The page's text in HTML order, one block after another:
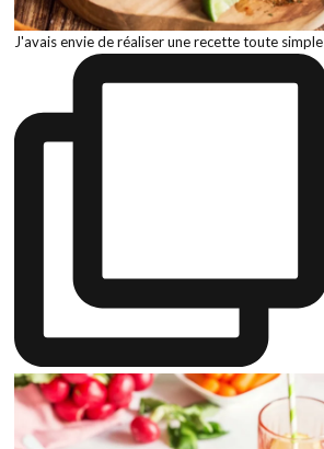
J'avais envie de réaliser une recette toute simple